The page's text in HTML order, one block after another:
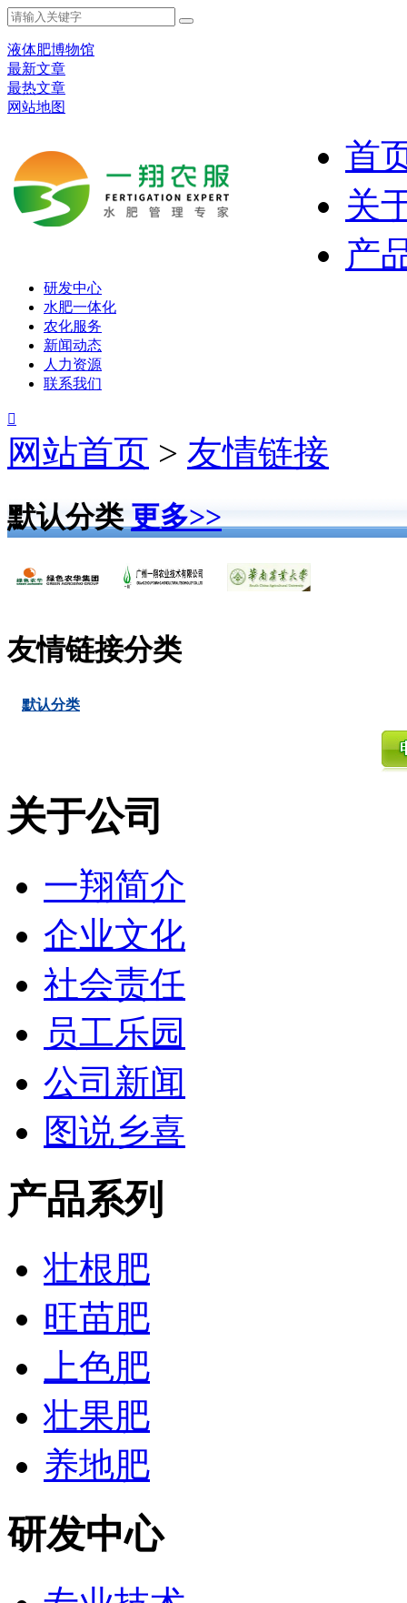
液体肥博物馆
最新文章
最热文章
网站地图
首
关
产
研发中心
水肥一体化
农化服务
新闻动态
人力资源
联系我们

网站首页 > 友情链接
默认分类 更多>>
友情链接分类
默认分类
关于公司
一翔简介
企业文化
社会责任
员工乐园
公司新闻
图说乡喜
产品系列
壮根肥
旺苗肥
上色肥
壮果肥
养地肥
研发中心